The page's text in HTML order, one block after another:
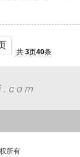
共 3页40条
所有